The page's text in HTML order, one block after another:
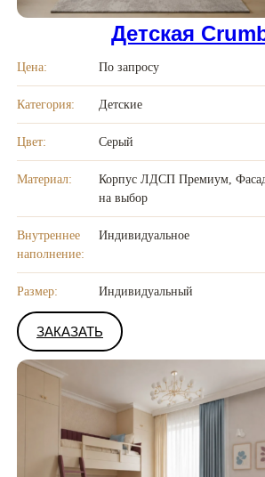
Детская
Цена: По запросу
Категория: Детские
Цвет: Серый
Материал:
Корпус ЛДСП Премиум,
на выбор
Внутреннее
наполнение:
Индивидуальное
Размер: Индивидуальный
ЗАКАЗАТЬ